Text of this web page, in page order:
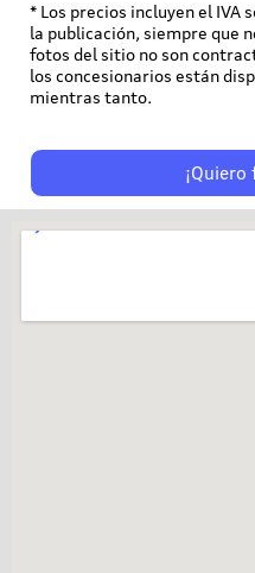
* Los precios incluyen el IVA
la publicación, siempre que
fotos del sitio no son
los concesionarios están
mientras tanto.